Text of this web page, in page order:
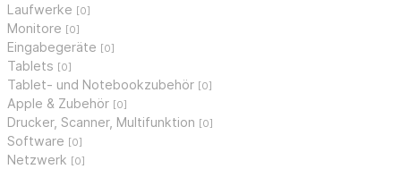
Laufwerke [0]
Monitore [0]
Eingabegeräte [0]
Tablets [0]
Tablet- und Notebookzubehör [0]
Apple & Zubehör [0]
Drucker, Scanner, Multifunktion [0]
Software [0]
Netzwerk [0]